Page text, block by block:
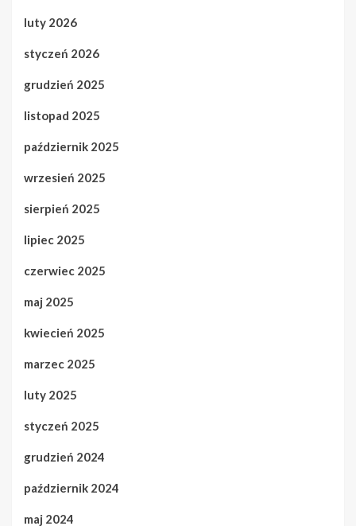
luty 2026
styczeń 2026
grudzień 2025
listopad 2025
październik 2025
wrzesień 2025
sierpień 2025
lipiec 2025
czerwiec 2025
maj 2025
kwiecień 2025
marzec 2025
luty 2025
styczeń 2025
grudzień 2024
październik 2024
maj 2024